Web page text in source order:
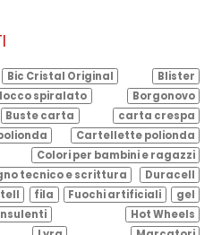
Bic Cristal Original
Blister
spiralato
Borgonovo
Buste carta
carta crespa
Cartellette polionda
Colori per bambini e ragazzi
tecnico e scrittura
Duracell
fila Fuochi artificiali
gel
Hot Wheels